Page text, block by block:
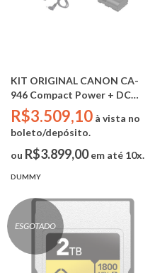
KIT ORIGINAL CANON CA-
946 Compact Power + DC
Coupler DR-E6C (Canon R5C)
R$3.509,10 à vista no
boleto/depósito.
ou R$3.899,00em até 10x.
DUMMY
ESGOTADO